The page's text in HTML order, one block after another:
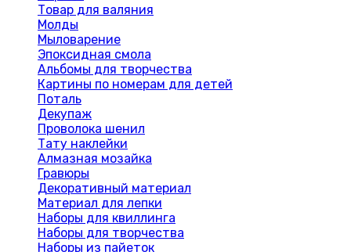
Товар для валяния
Молды
Мыловарение
Эпоксидная смола
Альбомы для творчества
Картины по номерам для детей
Поталь
Декупаж
Проволока шенил
Тату наклейки
Алмазная мозайка
Гравюры
Декоративный материал
Материал для лепки
Наборы для квиллинга
Наборы для творчества
Наборы из пайеток